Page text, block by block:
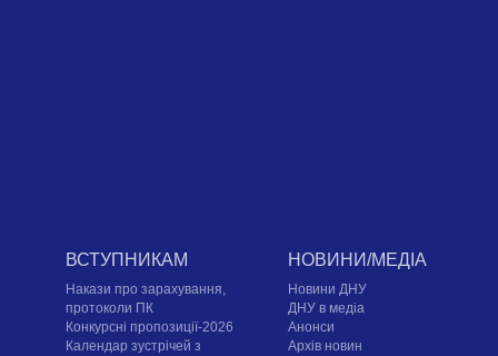
ВСТУПНИКАМ
Накази про зарахування,
протоколи ПК
Конкурсні пропозиції-2026
Календар зустрічей з
НОВИНИ/МЕДІА
Новини ДНУ
ДНУ в медіа
Анонси
Архів новин